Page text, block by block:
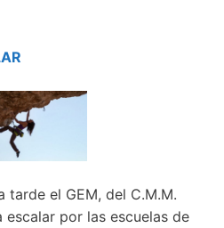
tarde el GEM, del C.M.M.
escalar por las escuelas de